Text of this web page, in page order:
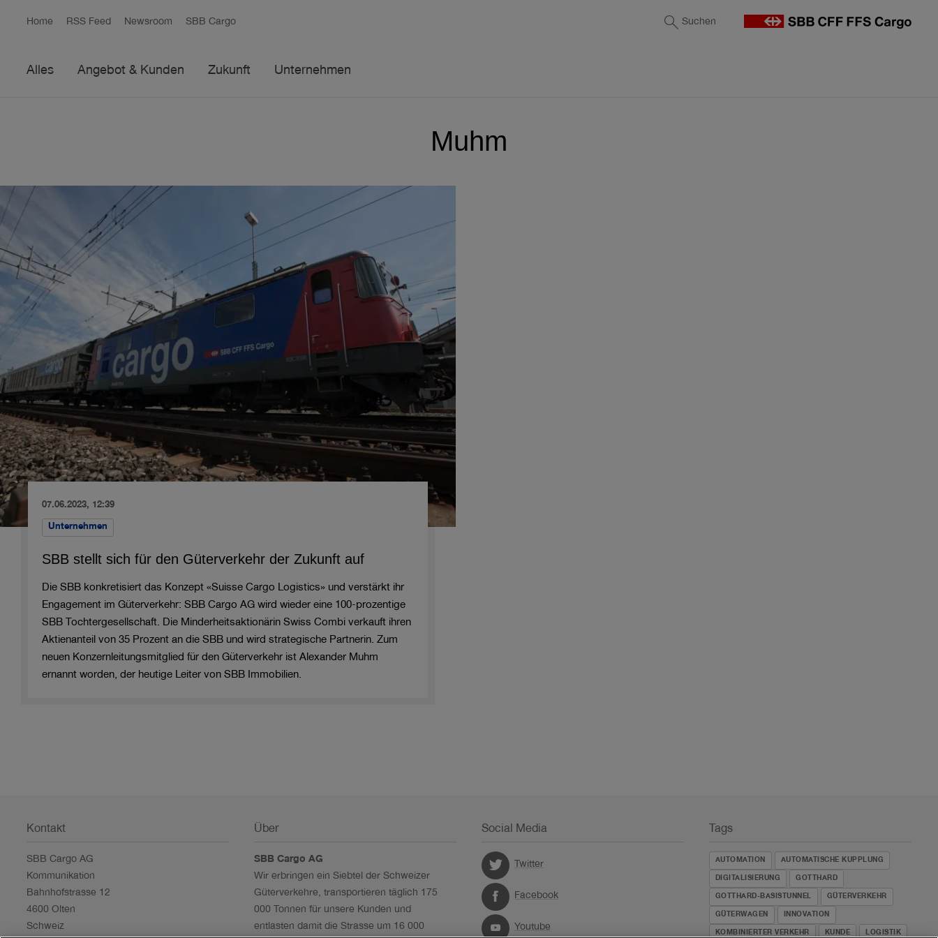
Suchen
Home RSS Feed Newsroom SBB Cargo
Alles Angebot & Kunden Zukunft Unternehmen
Muhm
07.06.2023, 12:39
Unternehmen
SBB stellt sich für den Güterverkehr der Zukunft auf
Die SBB konkretisiert das Konzept «Suisse Cargo Logistics» und verstärkt ihr
Engagement im Güterverkehr: SBB Cargo AG wird wieder eine 100-prozentige
SBB Tochtergesellschaft. Die Minderheitsaktionärin Swiss Combi verkauft ihren
Aktienanteil von 35 Prozent an die SBB und wird strategische Partnerin. Zum
neuen Konzernleitungsmitglied für den Güterverkehr ist Alexander Muhm
ernannt worden, der heutige Leiter von SBB Immobilien.
Kontakt
SBB Cargo AG
Kommunikation
Bahnhofstrasse 12
4600 Olten
Schweiz
Über
SBB Cargo AG
Wir erbringen ein Siebtel der Schweizer
Güterverkehre, transportieren täglich 175
000 Tonnen für unsere Kunden und
entlasten damit die Strasse um 16 000
Social Media
Twitter
Facebook
Youtube
Tags
AUTOMATION AUTOMATISCHE KUPPLUNG
DIGITALISIERUNG GOTTHARD
GOTTHARD-BASISTUNNEL GÜTERVERKEHR
GÜTERWAGEN INNOVATION
KOMBINIERTER VERKEHR KUNDE LOGISTIK